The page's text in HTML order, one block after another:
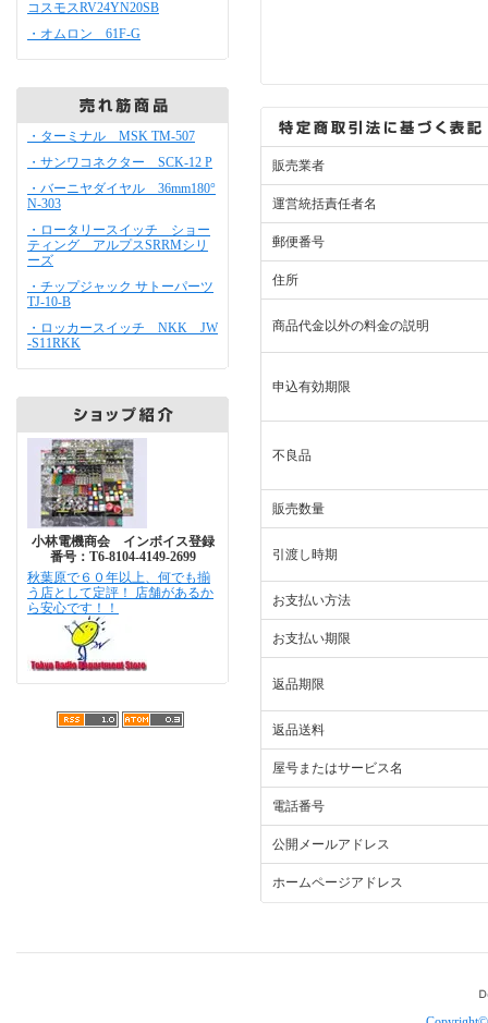
コスモスRV24YN20SB
・オムロン 61F-G
・ターミナル MSK TM-507
・サンワコネクター SCK-12 P
・バーニヤダイヤル 36mm180°
N-303
・ロータリースイッチ ショー
ティング アルプスSRRMシリ
ーズ
・チップジャック サトーパーツ
TJ-10-B
・ロッカースイッチ NKK JW
-S11RKK
小林電機商会 インボイス登録
番号：T6-8104-4149-2699
秋葉原で６０年以上、何でも揃
う店として定評！ 店舗があるか
ら安心です！！
販売業者
運営統括責任者名
郵便番号
住所
商品代金以外の料金の説明
申込有効期限
不良品
販売数量
引渡し時期
お支払い方法
お支払い期限
返品期限
返品送料
屋号またはサービス名
電話番号
公開メールアドレス
ホームページアドレス